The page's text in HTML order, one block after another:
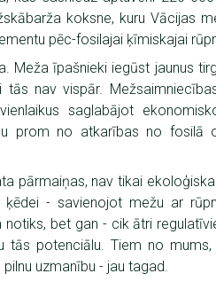
koksne, kuru Vācijas
pēc-fosilajai ķīmiskajai
Meža īpašnieki iegūst jaunus
nav vispār.
saglabājot
prom no atkarības no fosilā
pārmaiņas, nav tikai
- savienojot mežu ar
bet gan - cik ātri
tās potenciālu. Tiem no
uzmanību - jau tagad.